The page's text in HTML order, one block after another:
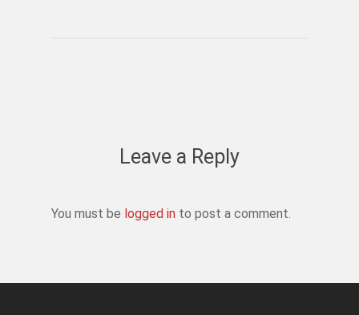
Leave a Reply
You must be logged in to post a comment.